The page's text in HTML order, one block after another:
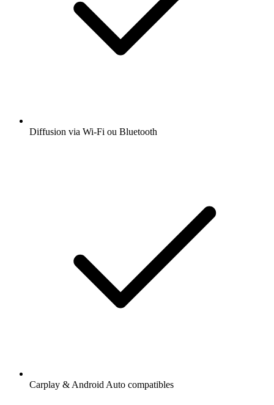
Diffusion via Wi-Fi ou Bluetooth
Carplay & Android Auto compatibles